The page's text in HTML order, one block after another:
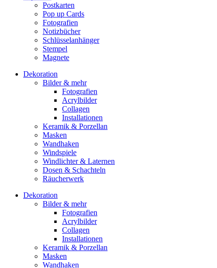
Postkarten
Pop up Cards
Fotografien
Notizbücher
Schlüsselanhänger
Stempel
Magnete
Dekoration
Bilder & mehr
Fotografien
Acrylbilder
Collagen
Installationen
Keramik & Porzellan
Masken
Wandhaken
Windspiele
Windlichter & Laternen
Dosen & Schachteln
Räucherwerk
Dekoration
Bilder & mehr
Fotografien
Acrylbilder
Collagen
Installationen
Keramik & Porzellan
Masken
Wandhaken